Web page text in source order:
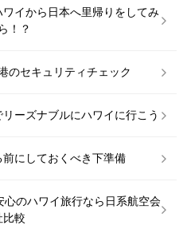
イから日本へ里帰りをしてみ
！？
セキュリティチェック
ーズナブルにハワイに行こう
にしておくべき下準備
のハワイ旅行なら日系航空会
比較